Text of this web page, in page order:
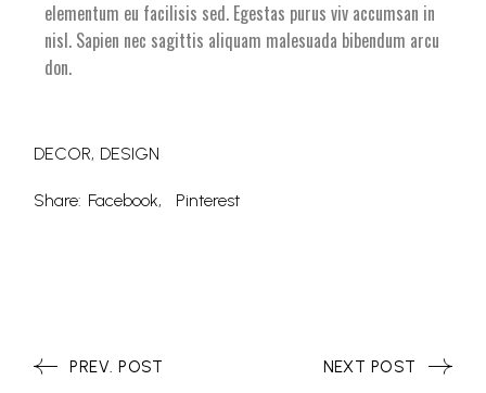
elementum eu facilisis sed. Egestas purus viv accumsan in
nisl. Sapien nec sagittis aliquam malesuada bibendum arcu
don.
DECOR DESIGN
Share: Facebook Pinterest
PREV. POST NEXT POST